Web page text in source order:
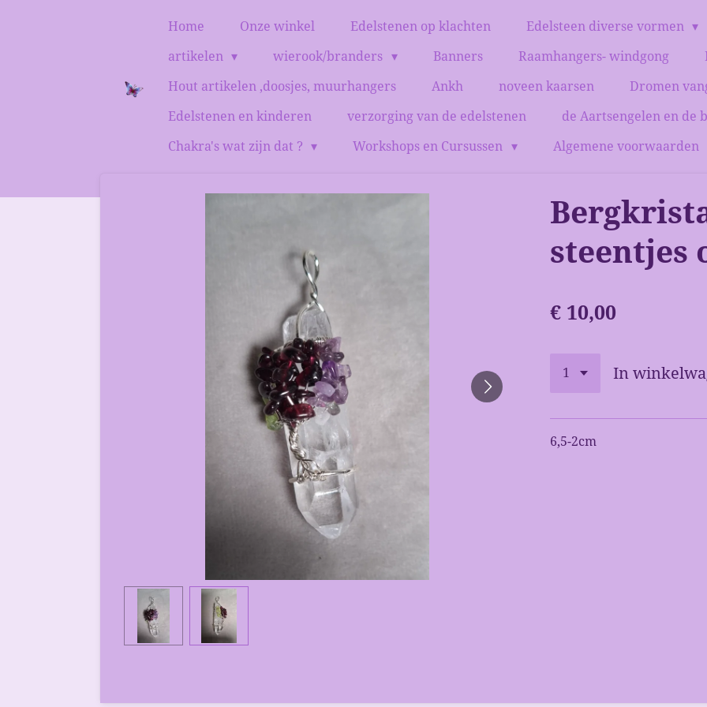
Home Onze winkel Edelstenen op klachten
Edelsteen diverse vormen
artikelen
wierook/branders Banners Raamhangers- windgong
Hout artikelen ,doosjes, muurhangers
Ankh noveen kaarsen
Dromen
Edelstenen en kinderen
verzorging van de edelstenen
de Aartsengelen en de
Chakra's wat zijn dat ?
Workshops en Cursussen Algemene voorwaarden
steentjes
€ 10,00
In
6,5-2cm